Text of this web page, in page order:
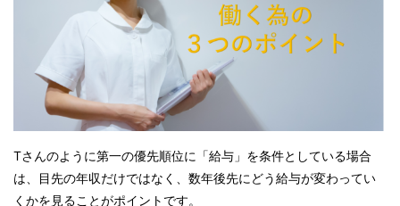
Tさんのように第一の優先順位に「給与」を条件としている場合
は、目先の年収だけではなく、数年後先にどう給与が変わってい
くかを見ることがポイントです。